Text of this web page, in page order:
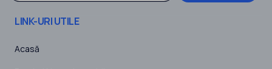
LINK-URI UTILE
Acasă